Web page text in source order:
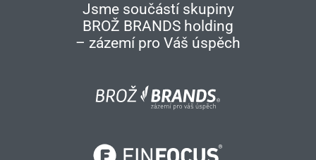
Jsme součástí skupiny
BROŽ BRANDS holding
– zázemí pro Váš úspěch